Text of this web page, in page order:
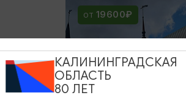
ОТ 19600₽
КАЛИНИНГРАДСКАЯ
ОБЛАСТЬ
80 ЛЕТ